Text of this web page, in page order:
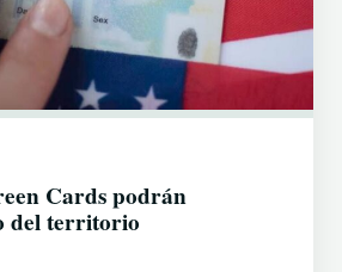
Cards podrán
del territorio